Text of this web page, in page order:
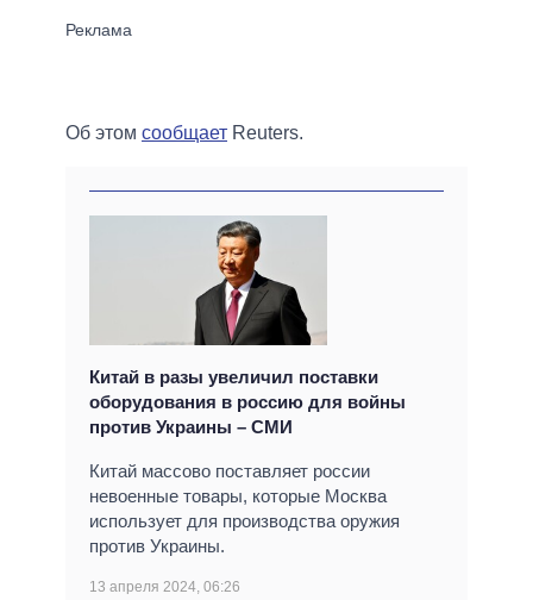
Об этом сообщает Reuters.
Китай в разы увеличил поставки
оборудования в россию для войны
против Украины – СМИ
Китай массово поставляет россии
невоенные товары, которые Москва
использует для производства оружия
против Украины.
13 апреля 2024, 06:26